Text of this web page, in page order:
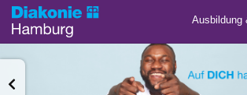
Ausbildung